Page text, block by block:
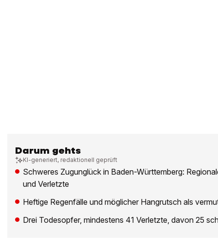
Darum gehts
KI-generiert, redaktionell geprüft
Schweres Zugunglück in Baden-Württemberg:
und Verletzte
Heftige Regenfälle und möglicher Hangrutsch als
Drei Todesopfer, mindestens 41 Verletzte, davon 25